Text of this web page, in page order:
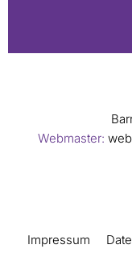
Webmaster:
Impressum